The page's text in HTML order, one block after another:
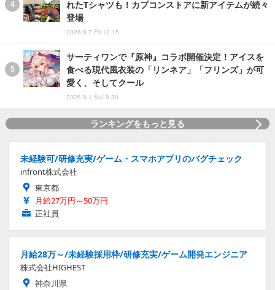
れたTシャツも！カプコンストアに新アイテムが続々
登場
2026.8.7 Fri 12:15
サーティワンで『原神』コラボ開催決定！アイスを
食べる現代風衣装の「リンネア」「フリンズ」が可
愛く、そしてクール
2026.8.1 Sat 9:30
ランキングをもっと見る
未経験可/研修充実/ゲーム・スマホアプリのバグチェック
infront株式会社
東京都
月給27万円～50万円
正社員
月給28万～/未経験採用枠/研修充実/ゲーム開発エンジニア
株式会社HIGHEST
神奈川県